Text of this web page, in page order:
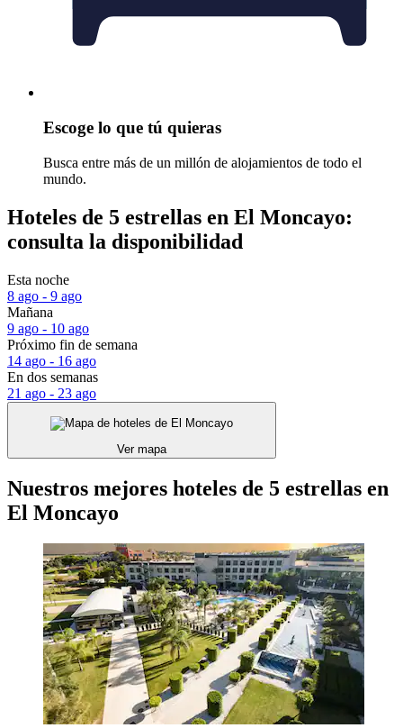
Escoge lo que tú quieras
Busca entre más de un millón de alojamientos de todo el
mundo.
Hoteles de 5 estrellas en El Moncayo:
consulta la disponibilidad
Esta noche
8 ago - 9 ago
Mañana
9 ago - 10 ago
Próximo fin de semana
14 ago - 16 ago
En dos semanas
21 ago - 23 ago
Ver mapa
Nuestros mejores hoteles de 5 estrellas en
El Moncayo